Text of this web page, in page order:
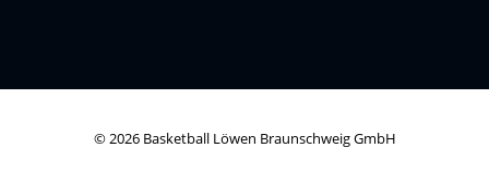
© 2026 Basketball Löwen Braunschweig GmbH